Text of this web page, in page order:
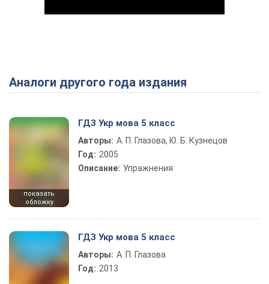
Play Video
Аналоги другого года издания
показать
обложку
ГДЗ Укр мова 5 класс
Авторы: А. П. Глазова, Ю. Б. Кузнецов
Год: 2005
Описание: Упражнения
ГДЗ Укр мова 5 класс
Авторы: А. П. Глазова
Год: 2013